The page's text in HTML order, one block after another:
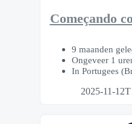
Começando
9 maanden
Ongeveer 1
In Portugees
2025-11-